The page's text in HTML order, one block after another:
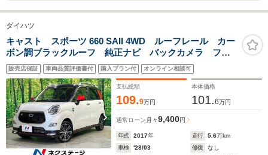
ダイハツ
キャスト スポーツ 660 SAII 4WD ルーフレール カー
ボン調ブラックルーフ 純正ナビ バックカメラ フル
セグ 衝突被害軽減 車線逸脱警報 誤発進抑制 クリ
アランスソナー アイドリングストップ LEDヘッド
オートライト パドルシフト
販売店保証 車両品質評価書付 購入プラン付 オンライン相談可
支払総額
109.9万円
本体価格
101.6万円
通常ローン 月々9,400円
年式 2017年 走行 5.6万km
車検
'28/03 修復
なし